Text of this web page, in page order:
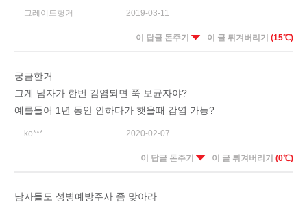
그레이트헝거 2019-03-11
이 답글 돈주기 이 글 튀겨버리기 (15℃)
궁금한거
그게 남자가 한번 감염되면 쭉 보균자야?
예를들어 1년 동안 안하다가 햇을때 감염 가능?
ko*** 2020-02-07
이 답글 돈주기 이 글 튀겨버리기 (0℃)
남자들도 성병예방주사 좀 맞아라